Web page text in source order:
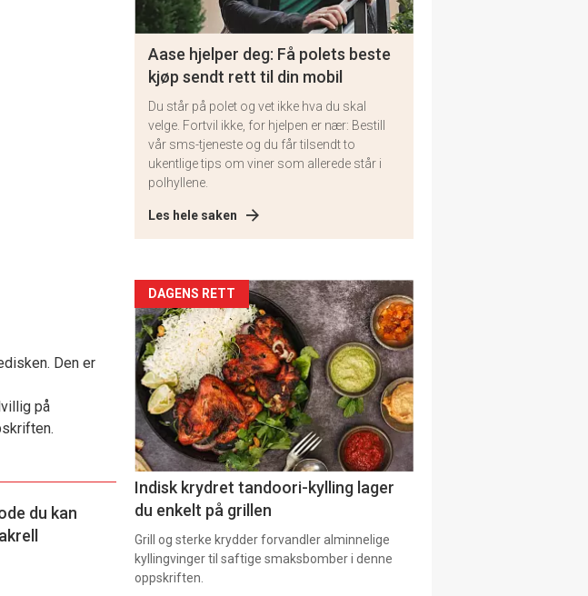
Den er
på
du kan
Aase hjelper deg: Få polets beste
kjøp sendt rett til din mobil
Du står på polet og vet ikke hva du skal
velge. Fortvil ikke, for hjelpen er nær: Bestill
vår sms-tjeneste og du får tilsendt to
ukentlige tips om viner som allerede står i
polhyllene.
Les hele saken
Artikler
detail
-
section
11
DAGENS RETT
Indisk krydret tandoori-kylling lager
du enkelt på grillen
Grill og sterke krydder forvandler alminnelige
kyllingvinger til saftige smaksbomber i denne
oppskriften.